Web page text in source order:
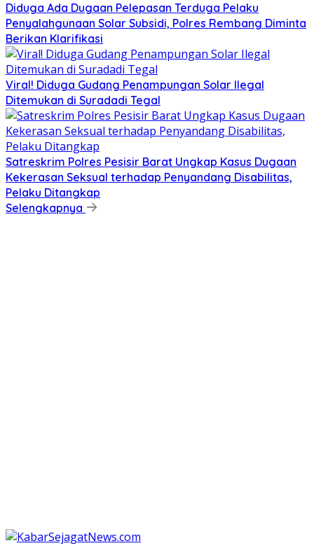
Diduga Ada Dugaan Pelepasan Terduga Pelaku
Penyalahgunaan Solar Subsidi, Polres Rembang Diminta
Berikan Klarifikasi
Viral! Diduga Gudang Penampungan Solar Ilegal
Ditemukan di Suradadi Tegal
Satreskrim Polres Pesisir Barat Ungkap Kasus Dugaan
Kekerasan Seksual terhadap Penyandang Disabilitas,
Pelaku Ditangkap
Selengkapnya